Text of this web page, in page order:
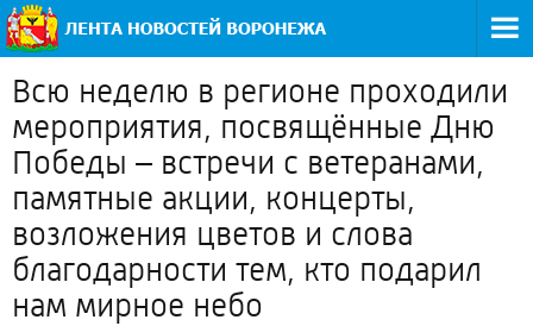
Всю неделю в регионе проходили
мероприятия, посвящённые Дню
Победы – встречи с ветеранами,
памятные акции, концерты,
возложения цветов и слова
благодарности тем, кто подарил
нам мирное небо